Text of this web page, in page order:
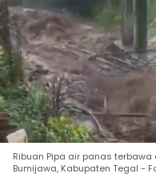
Ribuan Pipa air panas
Bumijawa, Kabupaten Tegal -